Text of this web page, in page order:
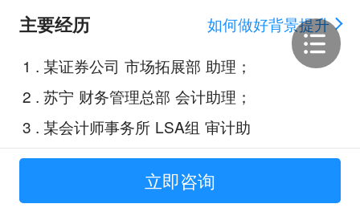
主要经历
如何做好背景提升
1 . 某证券公司 市场拓展部 助理；
2 . 苏宁 财务管理总部 会计助理；
3 . 某会计师事务所 LSA组 审计助
理；
特斯拉IT Application Engineering
立即咨询